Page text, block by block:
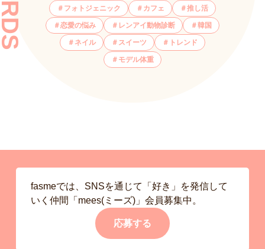
フォトジェニック カフェ 推し活
恋愛の悩み レンアイ動物診断 韓国
ネイル スイーツ トレンド
モデル体重
fasmeでは、SNSを通じて「好き」を発信して
いく仲間「mees(ミーズ)」会員募集中。
応募する